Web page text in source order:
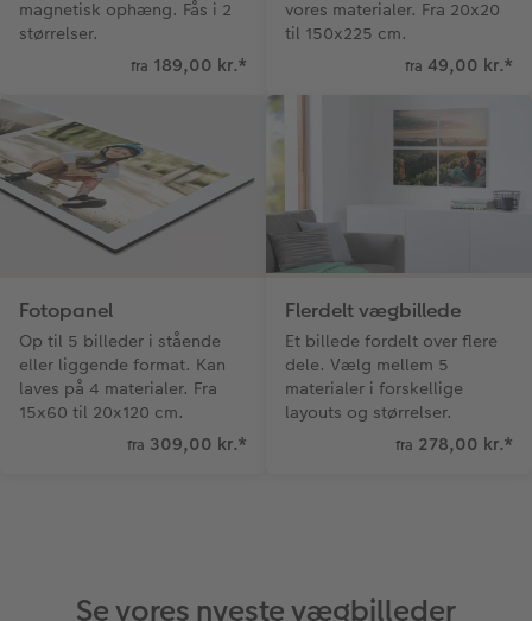
magnetisk ophæng. Fås i 2
størrelser.
fra 189,00 kr.*
vores materialer. Fra 20x20
til 150x225 cm.
fra 49,00 kr.*
Fotopanel
Op til 5 billeder i stående
eller liggende format. Kan
laves på 4 materialer. Fra
15x60 til 20x120 cm.
fra 309,00 kr.*
Flerdelt vægbillede
Et billede fordelt over flere
dele. Vælg mellem 5
materialer i forskellige
layouts og størrelser.
fra 278,00 kr.*
Se vores nyeste vægbilleder